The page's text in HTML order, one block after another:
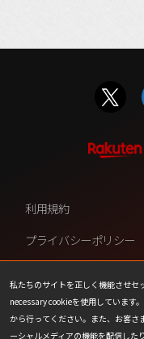
私たちのサイトを正しく機能させセ
necessary cookieを使用しています
から行ってください。また、お客
ーシャルメディアの機能を配信した
利用規約
プライバシーポリシー
COOKIE